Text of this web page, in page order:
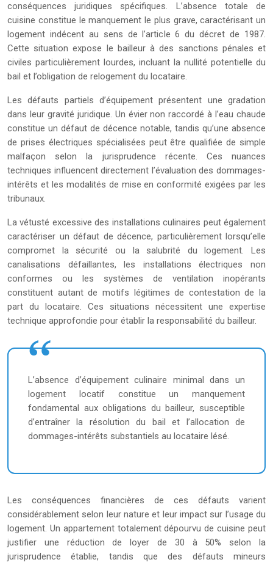
conséquences juridiques spécifiques. L’absence totale de
cuisine constitue le manquement le plus grave, caractérisant un
logement indécent au sens de l’article 6 du décret de 1987.
Cette situation expose le bailleur à des sanctions pénales et
civiles particulièrement lourdes, incluant la nullité potentielle du
bail et l’obligation de relogement du locataire.
Les défauts partiels d’équipement présentent une gradation
dans leur gravité juridique. Un évier non raccordé à l’eau chaude
constitue un défaut de décence notable, tandis qu’une absence
de prises électriques spécialisées peut être qualifiée de simple
malfaçon selon la jurisprudence récente. Ces nuances
techniques influencent directement l’évaluation des dommages-
intérêts et les modalités de mise en conformité exigées par les
tribunaux.
La vétusté excessive des installations culinaires peut également
caractériser un défaut de décence, particulièrement lorsqu’elle
compromet la sécurité ou la salubrité du logement. Les
canalisations défaillantes, les installations électriques non
conformes ou les systèmes de ventilation inopérants
constituent autant de motifs légitimes de contestation de la
part du locataire. Ces situations nécessitent une expertise
technique approfondie pour établir la responsabilité du bailleur.
L’absence d’équipement culinaire minimal dans un
logement locatif constitue un manquement
fondamental aux obligations du bailleur, susceptible
d’entraîner la résolution du bail et l’allocation de
dommages-intérêts substantiels au locataire lésé.
Les conséquences financières de ces défauts varient
considérablement selon leur nature et leur impact sur l’usage du
logement. Un appartement totalement dépourvu de cuisine peut
justifier une réduction de loyer de 30 à 50% selon la
jurisprudence établie, tandis que des défauts mineurs